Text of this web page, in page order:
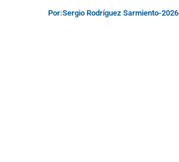
Por:Sergio Rodríguez Sarmiento-